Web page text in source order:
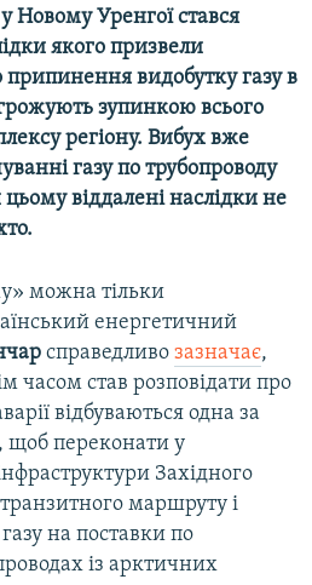
Новому Уренгої стався
якого призвели
видобутку газу в
зупинкою всього
регіону. Вибух вже
газу по трубопроводу
віддалені наслідки не
можна тільки
енергетичний
справедливо зазначає,
часом став розповідати про
відбуваються одна за
щоб переконати у
Західного
транзитного маршруту і
на поставки по
із арктичних